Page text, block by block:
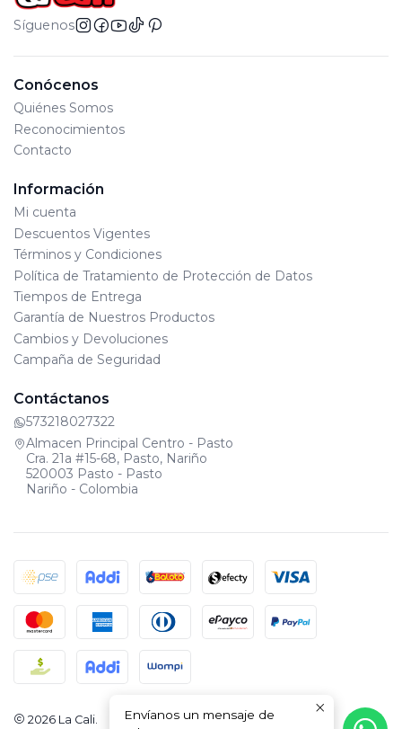
Síguenos
Conócenos
Quiénes Somos
Reconocimientos
Contacto
Información
Mi cuenta
Descuentos Vigentes
Términos y Condiciones
Política de Tratamiento de Protección de Datos
Tiempos de Entrega
Garantía de Nuestros Productos
Cambios y Devoluciones
Campaña de Seguridad
Contáctanos
573218027322
Almacen Principal Centro - Pasto
Cra. 21a #15-68, Pasto, Nariño
520003 Pasto - Pasto
Nariño - Colombia
2026 La Cali.
Envíanos un mensaje de